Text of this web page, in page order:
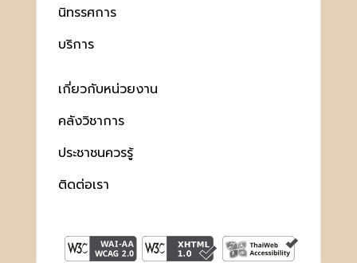
นิทรรศการ
บริการ
เกี่ยวกับหน่วยงาน
คลังวิชาการ
ประชาชนควรรู้
ติดต่อเรา